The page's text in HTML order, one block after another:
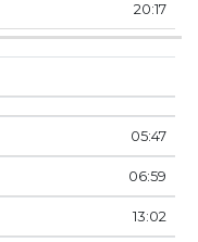
20:17
05:47
06:59
13:02